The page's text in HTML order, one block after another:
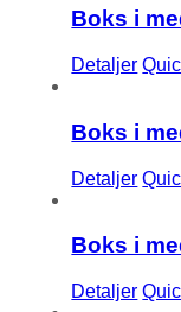
Boks i
Detaljer
Boks i
Detaljer
Boks i
Detaljer